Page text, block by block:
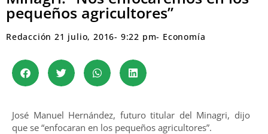
pequeños agricultores”
Redacción 21 julio, 2016- 9:22 pm- Economía
José Manuel Hernández, futuro titular del Minagri, dijo
que se “enfocaran en los pequeños agricultores”.